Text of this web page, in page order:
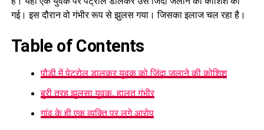
गई। इस दौरान वो गंभीर रूप से झुलस गया। जिसका इलाज चल रहा है।
Table of Contents
पौड़ी में पेट्रोल डालकर युवक को जिंदा जलाने की कोशिश
बुरी तरह झुलसा युवक, हालत गंभीर
गांव के ही एक व्यक्ति पर लगे आरोप